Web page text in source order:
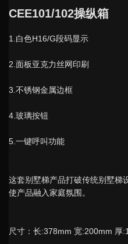
CEE101/102操纵箱
1.白色H16/G段码显示
2.面板亚克力丝网印刷
3.不锈钢金属边框
4.玻璃按钮
5.一键呼叫功能
这套别墅梯产品打破传统别墅梯
使产品融入家庭氛围。
尺寸：长:378mm 宽:200mm 厚